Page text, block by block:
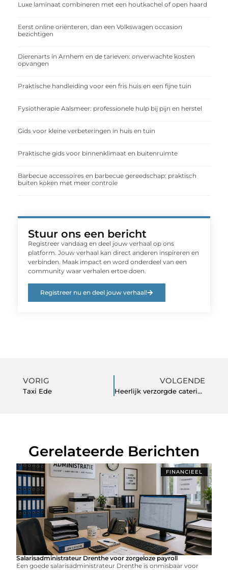
Luxe laminaat combineren met een houtkachel of open haard
Eerst online oriënteren, dan een Volkswagen occasion
bezichtigen
Dierenarts in Arnhem en de tarieven: onverwachte kosten
opvangen
Praktische handleiding voor een fris huis en een fijne tuin
Fysiotherapie Aalsmeer: professionele hulp bij pijn en herstel
Gids voor kleine verbeteringen in huis en tuin
Praktische gids voor binnenklimaat en buitenruimte
Barbecue accessoires en barbecue gereedschap: praktisch
buiten koken met meer controle
Stuur ons een bericht
Registreer vandaag en deel jouw verhaal op ons
platform. Jouw verhaal kan direct anderen inspireren en
verbinden. Maak impact en word onderdeel van een
community waar verhalen ertoe doen.
Registreer nu en deel jouw verhaal!
VORIG
Taxi Ede
VOLGENDE
Heerlijk verzorgde catering in Groningen
Gerelateerde Berichten
FINANCIEEL
Salarisadministrateur Drenthe voor zorgeloze payroll
Een goede salarisadministrateur Drenthe is onmisbaar voor